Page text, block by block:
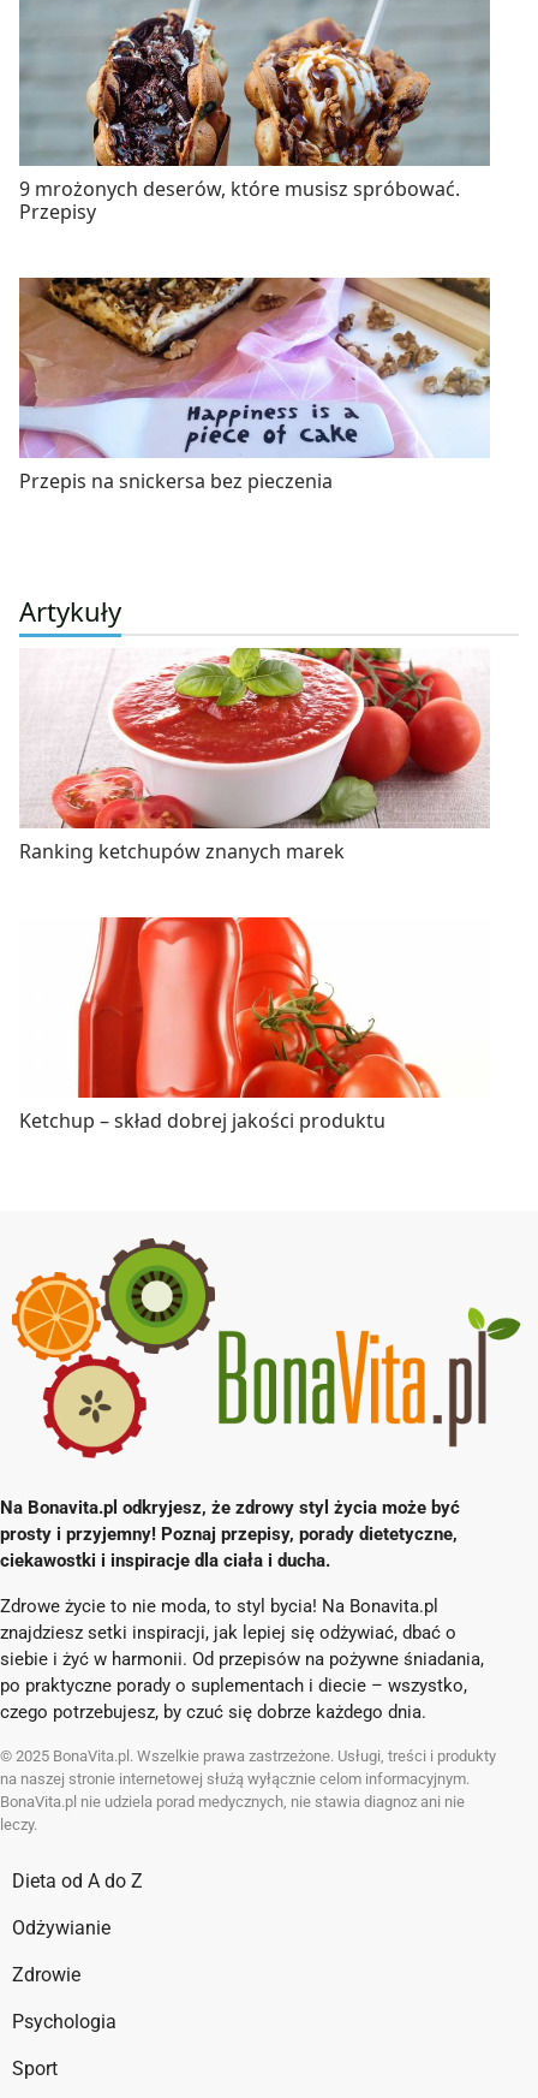
9 mrożonych deserów, które musisz spróbować.
Przepisy
Przepis na snickersa bez pieczenia
Artykuły
Ranking ketchupów znanych marek
Ketchup – skład dobrej jakości produktu
Na Bonavita.pl odkryjesz, że zdrowy styl życia może być
prosty i przyjemny! Poznaj przepisy, porady dietetyczne,
ciekawostki i inspiracje dla ciała i ducha.
Zdrowe życie to nie moda, to styl bycia! Na Bonavita.pl
znajdziesz setki inspiracji, jak lepiej się odżywiać, dbać o
siebie i żyć w harmonii. Od przepisów na pożywne śniadania,
po praktyczne porady o suplementach i diecie – wszystko,
czego potrzebujesz, by czuć się dobrze każdego dnia.
© 2025 BonaVita.pl. Wszelkie prawa zastrzeżone. Usługi, treści i produkty
na naszej stronie internetowej służą wyłącznie celom informacyjnym.
BonaVita.pl nie udziela porad medycznych, nie stawia diagnoz ani nie
leczy.
Dieta od A do Z
Odżywianie
Zdrowie
Psychologia
Sport